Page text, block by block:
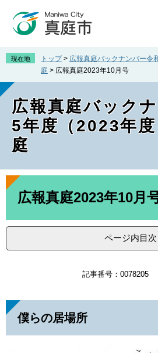
先
す
を
し
現在地 トップ > 広報真庭バックナンバー令
庭 > 広報真庭2023年10月号
広報真庭バック
5年度（2023年
庭
本
広報真庭2023年10月
ページ内目次
記事番号：0078205
僕らの居場所